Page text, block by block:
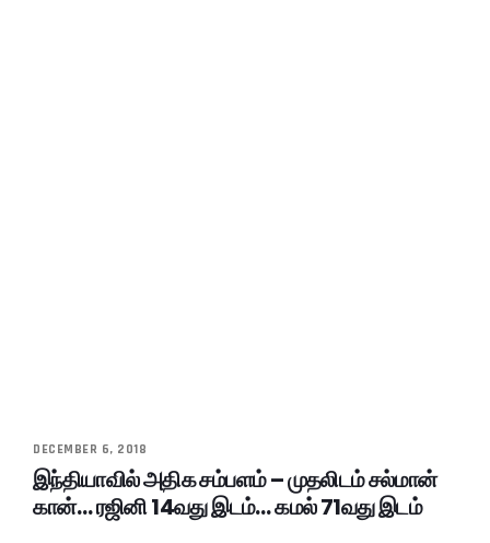
DECEMBER 6, 2018
இந்தியாவில் அதிக சம்பளம் – முதலிடம் சல்மான்
கான்… ரஜினி 14வது இடம்… கமல் 71வது இடம்